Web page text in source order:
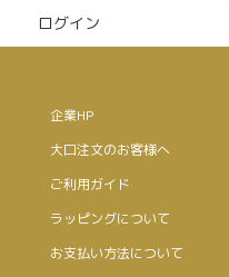
ログイン
企業HP
大口注文のお客様へ
ご利用ガイド
ラッピングについて
お支払い方法について